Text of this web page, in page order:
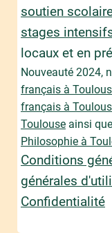
soutien
stages
locaux et en
Nouveauté 2024,
français à
français à
Toulouseainsi
Philosophie à
Conditions
générales
Confidentialité